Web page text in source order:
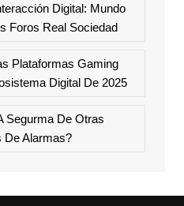
Digital: Mundo
Foros Real Sociedad
Plataformas Gaming
Digital De 2025
Segurma De Otras
De Alarmas?